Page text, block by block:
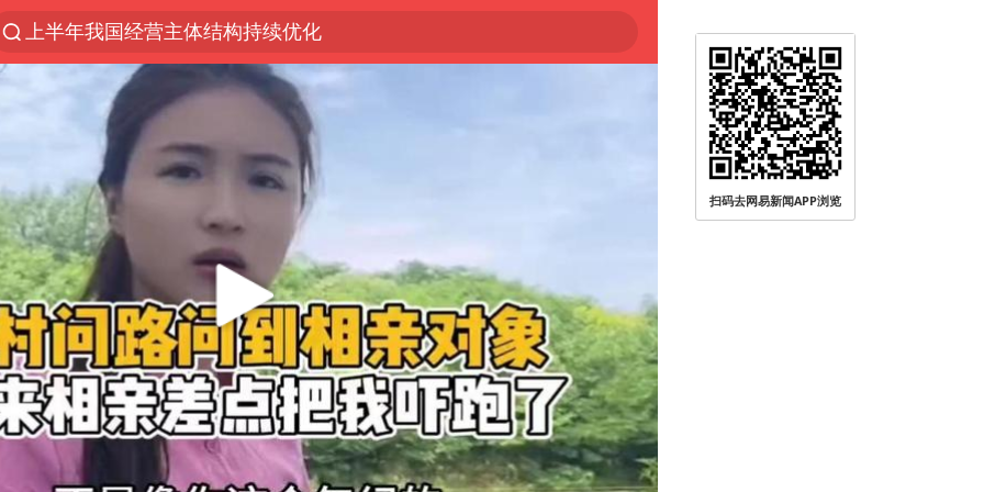
上半年我国经营主体结构持续优化
杭州机场已取消航班388架次
中国籍豪华游艇富商之子在泰国被杀
王艺迪无缘横滨赛决赛
浙江省委书记王浩再调度：该停下的坚决停下来，让社会面静下来
《披荆斩棘2026》阵容官宣
中国第1高楼阻尼器摆动明显
国足U17与阿森纳决赛取消 并列冠军
《龙餐馆》 冲奖
上门女婿出轨女邻居多年被判重婚罪
2025年小学教师减少13.19万
扫码去网易新闻APP浏览